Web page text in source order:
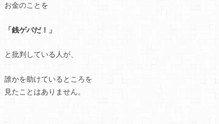
お金のことを
「銭ゲバだ！」
と批判している人が、
誰かを助けているところを
見たことはありません。